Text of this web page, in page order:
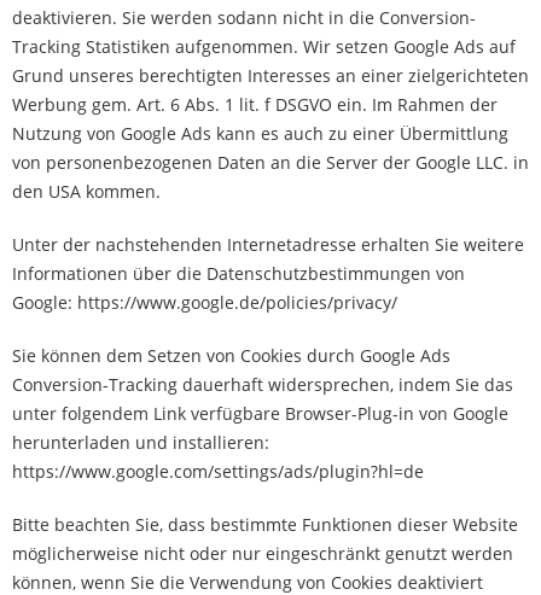
deaktivieren. Sie werden sodann nicht in die Conversion-
Tracking Statistiken aufgenommen. Wir setzen Google Ads auf
Grund unseres berechtigten Interesses an einer zielgerichteten
Werbung gem. Art. 6 Abs. 1 lit. f DSGVO ein. Im Rahmen der
Nutzung von Google Ads kann es auch zu einer Übermittlung
von personenbezogenen Daten an die Server der Google LLC. in
den USA kommen.
Unter der nachstehenden Internetadresse erhalten Sie weitere
Informationen über die Datenschutzbestimmungen von
Google: https://www.google.de/policies/privacy/
Sie können dem Setzen von Cookies durch Google Ads
Conversion-Tracking dauerhaft widersprechen, indem Sie das
unter folgendem Link verfügbare Browser-Plug-in von Google
herunterladen und installieren:
https://www.google.com/settings/ads/plugin?hl=de
Bitte beachten Sie, dass bestimmte Funktionen dieser Website
möglicherweise nicht oder nur eingeschränkt genutzt werden
können, wenn Sie die Verwendung von Cookies deaktiviert